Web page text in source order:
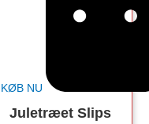
KØB NU
Juletræet Slips